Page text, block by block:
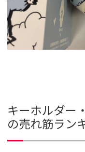
キーホルダー
の売れ筋ラン